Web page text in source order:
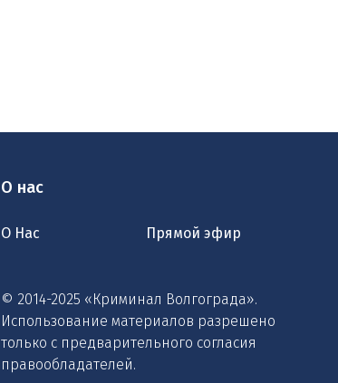
О нас
О Нас Прямой эфир
© 2014-2025 «Криминал Волгограда».
Использование материалов разрешено
только с предварительного согласия
правообладателей.